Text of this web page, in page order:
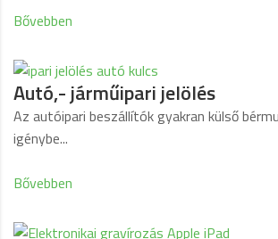
Bővebben
Autó,- járműipari jelölés
Az autóipari beszállítók gyakran külső
igénybe...
Bővebben